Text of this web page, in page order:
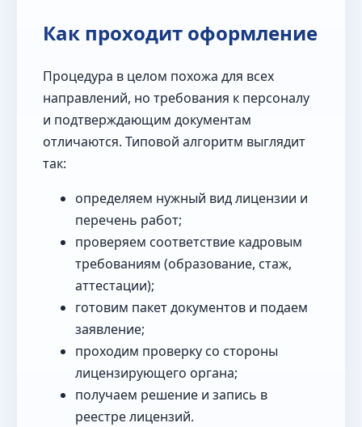
Как проходит оформление
Процедура в целом похожа для всех
направлений, но требования к персоналу
и подтверждающим документам
отличаются. Типовой алгоритм выглядит
так:
определяем нужный вид лицензии и
перечень работ;
проверяем соответствие кадровым
требованиям (образование, стаж,
аттестации);
готовим пакет документов и подаем
заявление;
проходим проверку со стороны
лицензирующего органа;
получаем решение и запись в
реестре лицензий.